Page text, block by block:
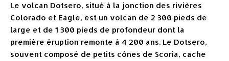
Le volcan Dotsero, situé à la jonction des rivières
Colorado et Eagle, est un volcan de 2 300 pieds de
large et de 1 300 pieds de profondeur dont la
première éruption remonte à 4 200 ans. Le Dotsero,
souvent composé de petits cônes de Scoria, cache